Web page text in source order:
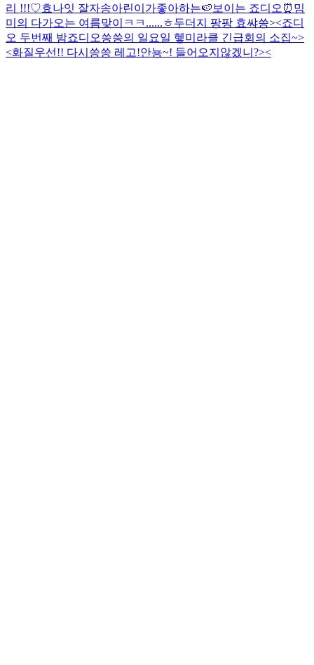
리 !!!♡효나잇 잘자송아린이가좋아하는🍉 보이는 죠디오⏰ 밈
미의 다가오는 여름맞이ㅋㅋ......ㅎ두더지 팡팡 효쌰씅><죠디
오 두번째 밤죠디오씅씅의 일요일 헿미라클 긴급회의 소집~>
<화질우선!! 다시씅씅 레고!안뇽~! 들어오지않겠니?><